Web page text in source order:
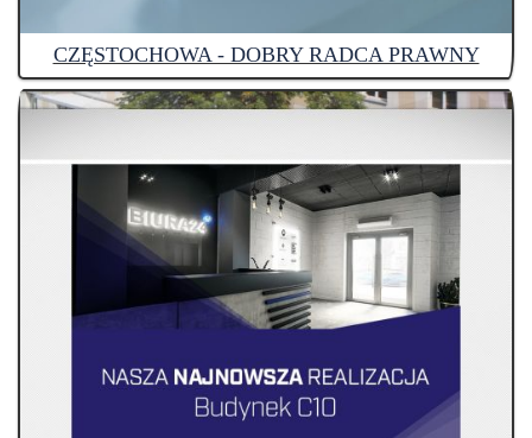
CZĘSTOCHOWA - DOBRY RADCA PRAWNY